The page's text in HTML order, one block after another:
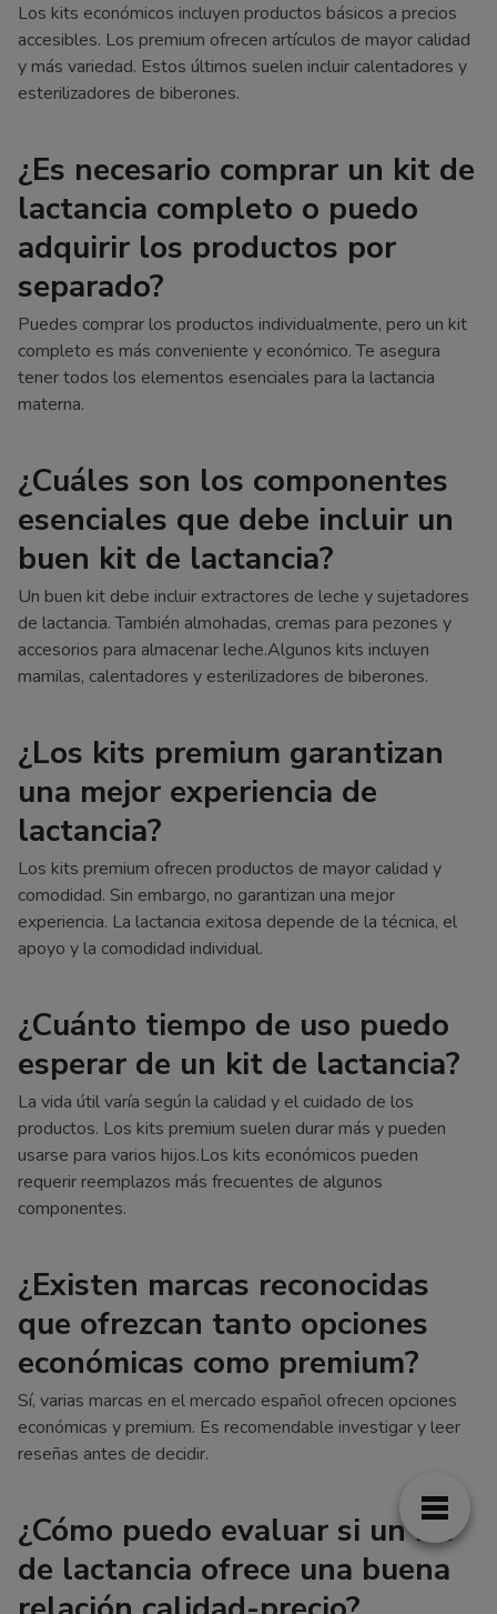
Los kits económicos incluyen productos básicos a precios
accesibles. Los premium ofrecen artículos de mayor calidad
y más variedad. Estos últimos suelen incluir calentadores y
esterilizadores de biberones.
¿Es necesario comprar un kit de
lactancia completo o puedo
adquirir los productos por
separado?
Puedes comprar los productos individualmente, pero un kit
completo es más conveniente y económico. Te asegura
tener todos los elementos esenciales para la lactancia
materna.
¿Cuáles son los componentes
esenciales que debe incluir un
buen kit de lactancia?
Un buen kit debe incluir extractores de leche y sujetadores
de lactancia. También almohadas, cremas para pezones y
accesorios para almacenar leche.Algunos kits incluyen
mamilas, calentadores y esterilizadores de biberones.
¿Los kits premium garantizan
una mejor experiencia de
lactancia?
Los kits premium ofrecen productos de mayor calidad y
comodidad. Sin embargo, no garantizan una mejor
experiencia. La lactancia exitosa depende de la técnica, el
apoyo y la comodidad individual.
¿Cuánto tiempo de uso puedo
esperar de un kit de lactancia?
La vida útil varía según la calidad y el cuidado de los
productos. Los kits premium suelen durar más y pueden
usarse para varios hijos.Los kits económicos pueden
requerir reemplazos más frecuentes de algunos
componentes.
¿Existen marcas reconocidas
que ofrezcan tanto opciones
económicas como premium?
Sí, varias marcas en el mercado español ofrecen opciones
económicas y premium. Es recomendable investigar y leer
reseñas antes de decidir.
¿Cómo puedo evaluar si un kit
de lactancia ofrece una buena